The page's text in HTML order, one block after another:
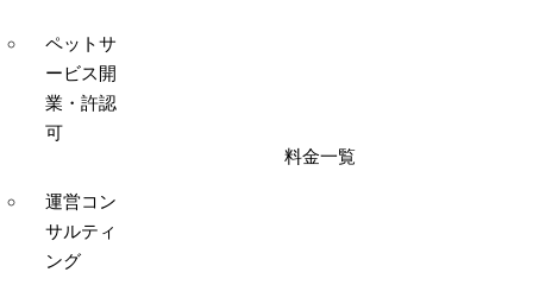
ペットサ
ービス開
業・許認
可
運営コン
サルティ
ング
料金一覧